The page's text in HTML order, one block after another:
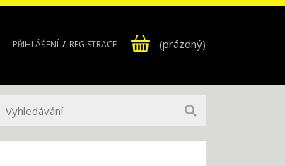
PŘIHLÁŠENÍ REGISTRACE (prázdný)